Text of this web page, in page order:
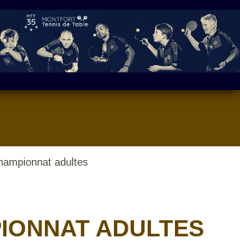
adultes
ADULTES